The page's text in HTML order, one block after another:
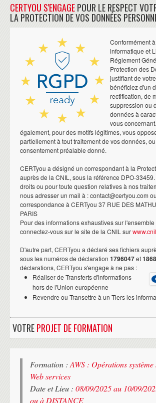
CERTYOU S'ENGAGEPOUR LE RESPECT
LA PROTECTION DE VOS DONNÉES
Conformément
informatique et
Réglement
Protection des
justifiant de
bénéficiez d'un
rectification, de
suppression ou
données à
vous
également, pour des motifs légitimes, vous
partiellement à tout traitement de vos données,
consentement préalable donné.
CERTyou a désigné un correspondant à la
auprès de la CNIL, sous la référence DPO-
droits ou pour toute question relatives à nos
nous adresser un mail à : contact@certyou.com
correspondance à CERTyou 37 RUE DES
PARIS
Pour des informations exhaustives sur l'ensemble
connectez-vous sur le site de la CNIL sur
D'autre part, CERTyou a déclaré ses fichiers
sous les numéros de déclaration 1796047et
déclarations, CERTyou s'engage à ne pas :
Réaliser de Transferts d'informations
hors de l'Union européenne
Revendre ou Transettre à un Tiers les
VOTREPROJET DE FORMATION
Formation : AWS : Opérations
Web services
Date et Lieu : 08/09/2025 au 10/09/
ou à DISTANCE